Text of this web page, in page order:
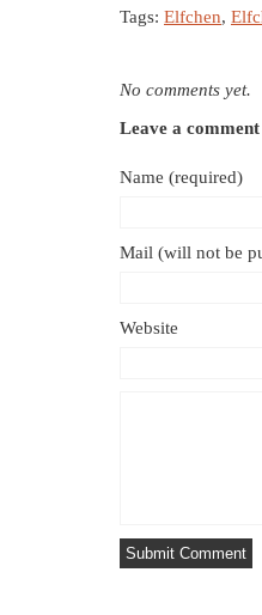
Tags: Elfchen,
No comments yet.
Leave a comment
Name (required)
Mail (will not be
Website